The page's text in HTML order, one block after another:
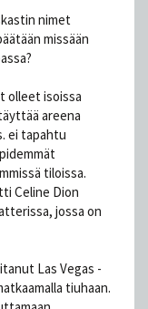
nimet
missään
olleet isoissa
areena
ei tapahtu
tiloissa.
Celine Dion
jossa on
Las Vegas -
tiuhaan.